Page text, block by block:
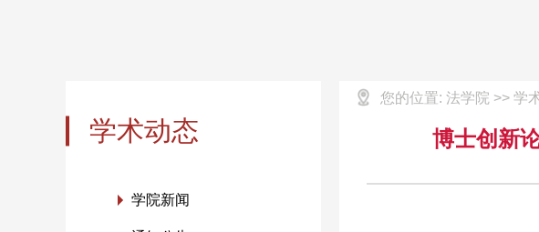
学术动态
学院新闻
您的位置: 法学院 >> 学
博士创新